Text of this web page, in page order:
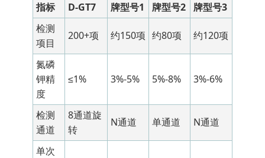
指标
D-GT7
牌型号1
牌型号2
牌型号3
检测
项目
200+项 约150项 约80项 约120项
氮磷
钾精
度
≤1% 3%-5% 5%-8% 3%-6%
检测
通道
8通道旋
转
N通道 单通道 N通道
单次